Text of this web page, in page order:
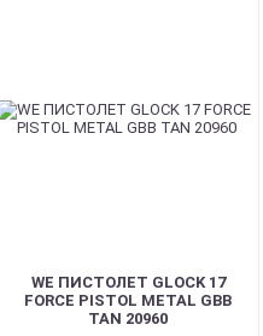
WE ПИСТОЛЕТ GLOCK 17
FORCE PISTOL METAL GBB
TAN 20960